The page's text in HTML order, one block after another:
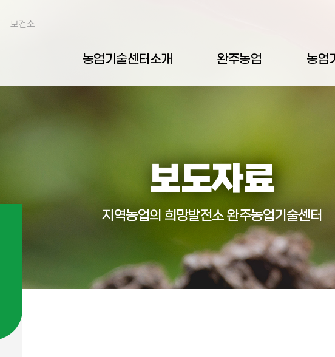
보건소
농업기술센터소개 완주농업 농업
보도자료
지역농업의 희망발전소 완주농업기술센터